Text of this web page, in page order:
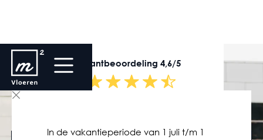
In de vakantieperiode van 1 juli t/m 1
Klantbeoordeling 4,6/5